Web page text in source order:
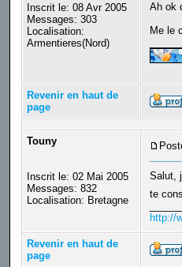
Inscrit le: 08 Avr 2005
Messages: 303
Localisation:
Armentieres(Nord)
Ah ok
Me le
Revenir en haut de
page
Touny
Inscrit le: 02 Mai 2005
Messages: 832
Localisation: Bretagne
Salut,
te
http://
Revenir en haut de
page